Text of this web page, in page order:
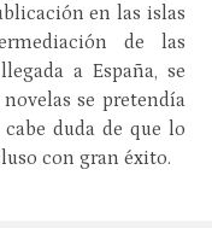
en las islas
de las
a España, se
se pretendía
duda de que lo
con gran éxito.